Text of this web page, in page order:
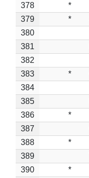
378
*
379
*
380
381
382
383
*
384
385
386
*
387
388
*
389
390
*